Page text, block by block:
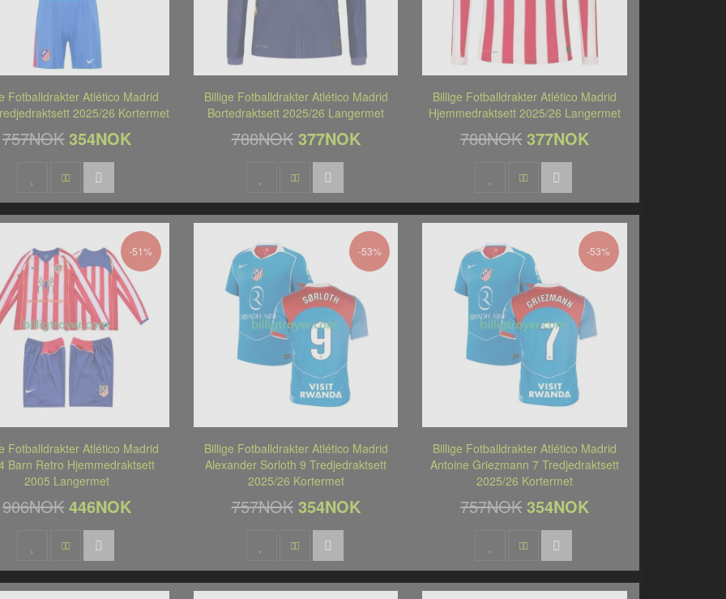
Fotballdrakter Atlético Madrid
2025/26 Kortermet
757NOK 354NOK
Billige Fotballdrakter Atlético Madrid
Bortedraktsett 2025/26 Langermet
788NOK 377NOK
Billige Fotballdrakter Atlético Madrid
Hjemmedraktsett 2025/26 Langermet
788NOK 377NOK
-51%
Fotballdrakter Atlético Madrid
Barn Retro Hjemmedraktsett
2005 Langermet
906NOK 446NOK
-53%
Billige Fotballdrakter Atlético Madrid
Alexander Sorloth 9 Tredjedraktsett
2025/26 Kortermet
757NOK 354NOK
-53%
Billige Fotballdrakter Atlético Madrid
Antoine Griezmann 7 Tredjedraktsett
2025/26 Kortermet
757NOK 354NOK